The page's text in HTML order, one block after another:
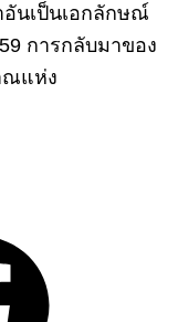
อันเป็นเอกลักษณ์
การกลับมาของ
ณแห่ง